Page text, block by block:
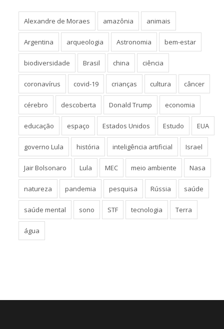
Alexandre de Moraes amazônia animais
Argentina arqueologia Astronomia bem-estar
biodiversidade Brasil china ciência
coronavírus covid-19 crianças cultura câncer
cérebro descoberta Donald Trump economia
educação espaço Estados Unidos Estudo EUA
governo Lula história inteligência artificial Israel
Jair Bolsonaro Lula MEC meio ambiente Nasa
natureza pandemia pesquisa Rússia saúde
saúde mental sono STF tecnologia Terra
água